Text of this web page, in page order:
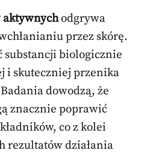
aktywnychodgrywa
przez skórę.
substancji biologicznie
i skuteczniej przenika
dowodzą, że
znacznie poprawić
co z kolei
rezultatów działania